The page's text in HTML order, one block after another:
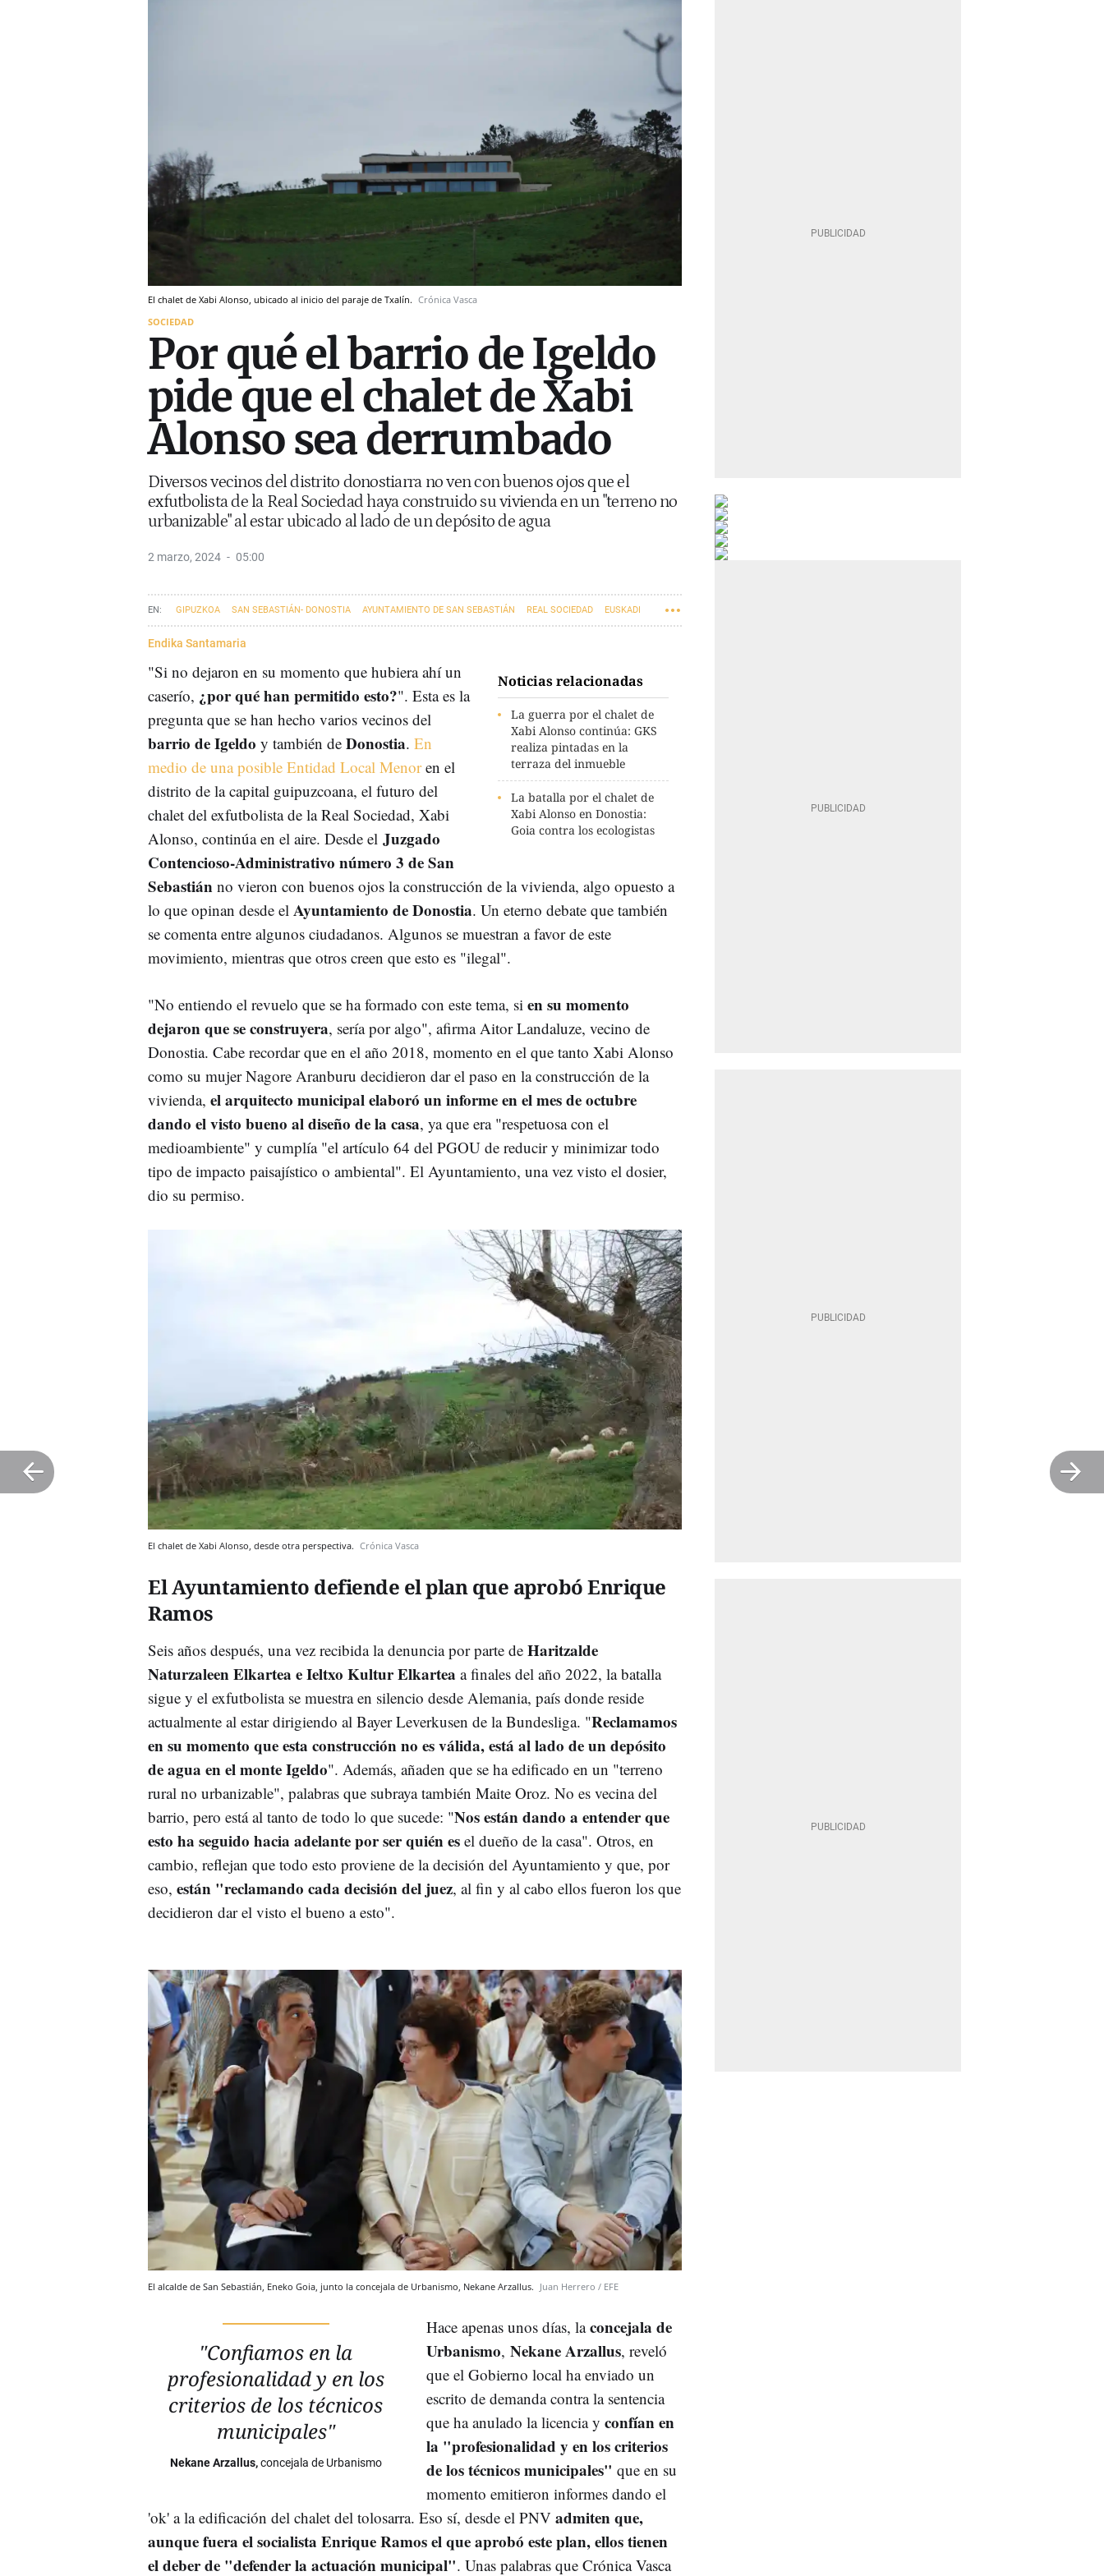
El chalet de Xabi Alonso, ubicado al inicio del paraje de Txalín. Crónica Vasca
SOCIEDAD
Por qué el barrio de Igeldo
pide que el chalet de Xabi
Alonso sea derrumbado
Diversos vecinos del distrito donostiarra no ven con buenos ojos que el
exfutbolista de la Real Sociedad haya construido su vivienda en un "terreno no
urbanizable" al estar ubicado al lado de un depósito de agua
2 marzo, 2024 05:00
GIPUZKOA SAN SEBASTIÁN- DONOSTIA AYUNTAMIENTO DE SAN SEBASTIÁN REAL SOCIEDAD EUSKADI
FÚTBOL URBANISMO
Endika Santamaria
Noticias relacionadas
La guerra por el chalet de
Xabi Alonso continúa: GKS
realiza pintadas en la
terraza del inmueble
La batalla por el chalet de
Xabi Alonso en Donostia:
Goia contra los ecologistas
"Si no dejaron en su momento que hubiera ahí un
caserío, ¿por qué han permitido esto?". Esta es la
pregunta que se han hecho varios vecinos del
barrio de Igeldo y también de Donostia. En
medio de una posible Entidad Local Menoren el
distrito de la capital guipuzcoana, el futuro del
chalet del exfutbolista de la Real Sociedad, Xabi
Alonso, continúa en el aire. Desde el Juzgado
Contencioso-Administrativo número 3 de San
Sebastián no vieron con buenos ojos la construcción de la vivienda, algo opuesto a
lo que opinan desde el Ayuntamiento de Donostia. Un eterno debate que también
se comenta entre algunos ciudadanos. Algunos se muestran a favor de este
movimiento, mientras que otros creen que esto es "ilegal".
"No entiendo el revuelo que se ha formado con este tema, si en su momento
dejaron que se construyera, sería por algo", afirma Aitor Landaluze, vecino de
Donostia. Cabe recordar que en el año 2018, momento en el que tanto Xabi Alonso
como su mujer Nagore Aranburu decidieron dar el paso en la construcción de la
vivienda, el arquitecto municipal elaboró un informe en el mes de octubre
dando el visto bueno al diseño de la casa, ya que era "respetuosa con el
medioambiente" y cumplía "el artículo 64 del PGOU de reducir y minimizar todo
tipo de impacto paisajístico o ambiental". El Ayuntamiento, una vez visto el dosier,
dio su permiso.
El chalet de Xabi Alonso, desde otra perspectiva. Crónica Vasca
El Ayuntamiento defiende el plan que aprobó Enrique
Ramos
Seis años después, una vez recibida la denuncia por parte de Haritzalde
Naturzaleen Elkartea e Ieltxo Kultur Elkartea a finales del año 2022, la batalla
sigue y el exfutbolista se muestra en silencio desde Alemania, país donde reside
actualmente al estar dirigiendo al Bayer Leverkusen de la Bundesliga. "Reclamamos
en su momento que esta construcción no es válida, está al lado de un depósito
de agua en el monte Igeldo". Además, añaden que se ha edificado en un "terreno
rural no urbanizable", palabras que subraya también Maite Oroz. No es vecina del
barrio, pero está al tanto de todo lo que sucede: "Nos están dando a entender que
esto ha seguido hacia adelante por ser quién es el dueño de la casa". Otros, en
cambio, reflejan que todo esto proviene de la decisión del Ayuntamiento y que, por
eso, están "reclamando cada decisión del juez, al fin y al cabo ellos fueron los que
decidieron dar el visto el bueno a esto".
El alcalde de San Sebastián, Eneko Goia, junto la concejala de Urbanismo, Nekane Arzallus. Juan Herrero / EFE
"Confiamos en la
profesionalidad y en los
criterios de los técnicos
municipales"
Nekane Arzallus,concejala de Urbanismo
Hace apenas unos días, laconcejala de
Urbanismo,Nekane Arzallus, reveló
que el Gobierno local ha enviado un
escrito de demanda contra la sentencia
que ha anulado la licencia yconfían en
la "profesionalidad y en los criterios
de los técnicos municipales" que en su
momento emitieron informes dando el
'ok' a la edificación del chalet del tolosarra. Eso sí, desde el PNV admiten que,
aunque fuera el socialista Enrique Ramos el que aprobó este plan, ellos tienen
el deber de "defender la actuación municipal". Unas palabras que Crónica Vasca